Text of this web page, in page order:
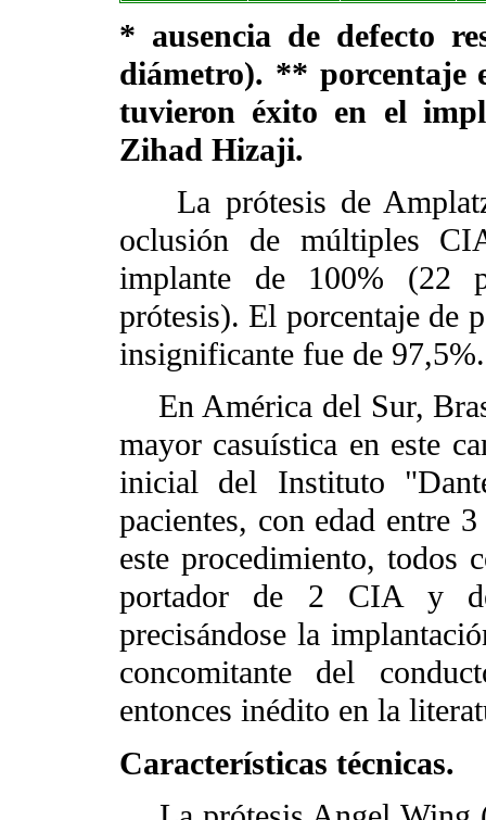
* ausencia de defecto
diámetro). ** porcentaje
tuvieron éxito en el
Zihad Hizaji.
La prótesis de
oclusión de múltiples
implante de 100% (22
prótesis). El porcentaje de
insignificante fue de 97,5%.
En América del Sur,
mayor casuística en este
inicial del Instituto
pacientes, con edad entre
este procedimiento, todos
portador de 2 CIA y de
precisándose la
concomitante del
entonces inédito en la
Características técnicas.